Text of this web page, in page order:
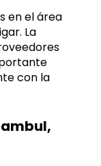
en el área
La
con la